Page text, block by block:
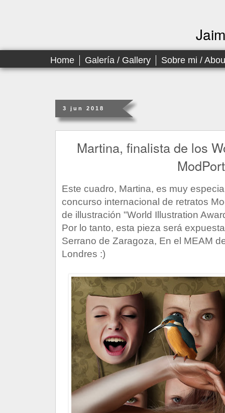
Home Galería / Gallery Sobre mi /
3 jun 2018
Martina, finalista de los
Este cuadro, Martina, es muy
concurso internacional de retratos
de illustración "World Illustration
Por lo tanto, esta pieza será
Serrano de Zaragoza, En el MEAM
Londres :)